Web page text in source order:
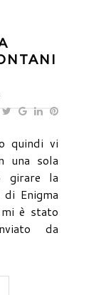
quindi vi
una sola
girare la
Enigma
è stato
da